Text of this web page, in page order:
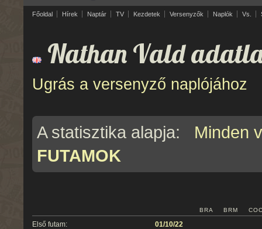
Főoldal Hírek Naptár TV Kezdetek Versenyzők Naplók Vs.
Nathan Vald
Ugrás a versenyző naplójához
A statisztika alapja: Minden
FUTAMOK
BRA BRM
Első futam: 01/10/22